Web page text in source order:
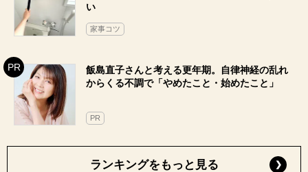
い
家事コツ
飯島直子さんと考える更年期。自律神経の乱れ
からくる不調で「やめたこと・始めたこと」
PR
ランキングをもっと見る